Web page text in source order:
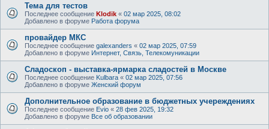
Тема для тестов
Последнее сообщение Klodik « 02 мар 2025, 08:02
Добавлено в форуме Работа форума
провайдер МКС
Последнее сообщение galexanders « 02 мар 2025, 07:59
Добавлено в форуме Интернет, Связь, Телекомуникации
Сладоскоп - выставка-ярмарка сладостей в Москве
Последнее сообщение Kulbara « 02 мар 2025, 07:56
Добавлено в форуме Женский форум
Дополнительное образование в бюджетных учереждениях
Последнее сообщение Evio « 28 фев 2025, 19:32
Добавлено в форуме Все об образовании